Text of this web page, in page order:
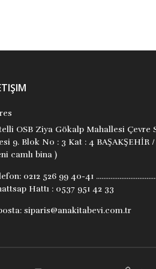
OSB Ziya Gökalp Mahallesi Çevre
9. Blok No : 3 Kat : 4 BAŞAKŞEHİR
camlı bina )
0212 526 99 40-41
Hattı : 0537 951 42 33
siparis@anakitabevi.com.tr